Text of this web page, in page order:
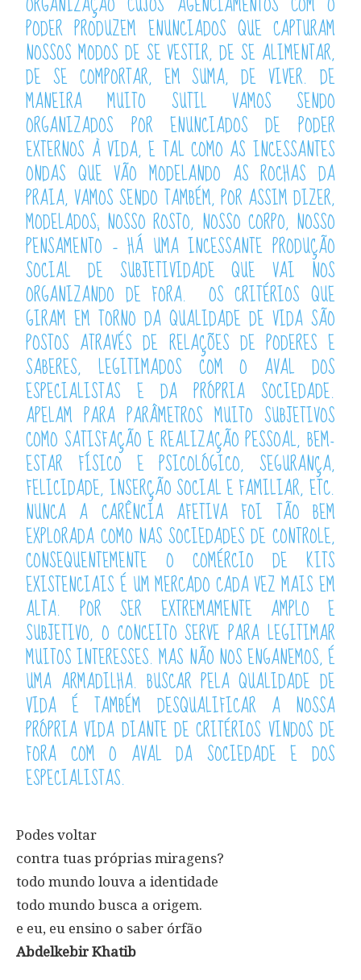
PODER PRODUZEM ENUNCIADOS QUE CAPTURAM
NOSSOS MODOS DE SE VESTIR, DE SE ALIMENTAR,
DE SE COMPORTAR, EM SUMA, DE VIVER. DE
MANEIRA MUITO SUTIL VAMOS SENDO
ORGANIZADOS POR ENUNCIADOS DE PODER
EXTERNOS À VIDA, E TAL COMO AS INCESSANTES
ONDAS QUE VÃO MODELANDO AS ROCHAS DA
PRAIA, VAMOS SENDO TAMBÉM, POR ASSIM DIZER,
MODELADOS; NOSSO ROSTO, NOSSO CORPO, NOSSO
PENSAMENTO – HÁ UMA INCESSANTE PRODUÇÃO
SOCIAL DE SUBJETIVIDADE QUE VAI NOS
ORGANIZANDO DE FORA. OS CRITÉRIOS QUE
GIRAM EM TORNO DA QUALIDADE DE VIDA SÃO
POSTOS ATRAVÉS DE RELAÇÕES DE PODERES E
SABERES, LEGITIMADOS COM O AVAL DOS
ESPECIALISTAS E DA PRÓPRIA SOCIEDADE.
APELAM PARA PARÂMETROS MUITO SUBJETIVOS
COMO SATISFAÇÃO E REALIZAÇÃO PESSOAL, BEM-
ESTAR FÍSICO E PSICOLÓGICO, SEGURANÇA,
FELICIDADE, INSERÇÃO SOCIAL E FAMILIAR, ETC.
NUNCA A CARÊNCIA AFETIVA FOI TÃO BEM
EXPLORADA COMO NAS SOCIEDADES DE CONTROLE,
CONSEQUENTEMENTE O COMÉRCIO DE KITS
EXISTENCIAIS É UM MERCADO CADA VEZ MAIS EM
ALTA. POR SER EXTREMAMENTE AMPLO E
SUBJETIVO, O CONCEITO SERVE PARA LEGITIMAR
MUITOS INTERESSES. MAS NÃO NOS ENGANEMOS, É
UMA ARMADILHA. BUSCAR PELA QUALIDADE DE
VIDA É TAMBÉM DESQUALIFICAR A NOSSA
PRÓPRIA VIDA DIANTE DE CRITÉRIOS VINDOS DE
FORA COM O AVAL DA SOCIEDADE E DOS
ESPECIALISTAS.
Podes voltar
contra tuas próprias miragens?
todo mundo louva a identidade
todo mundo busca a origem.
e eu, eu ensino o saber órfão
Abdelkebir Khatib